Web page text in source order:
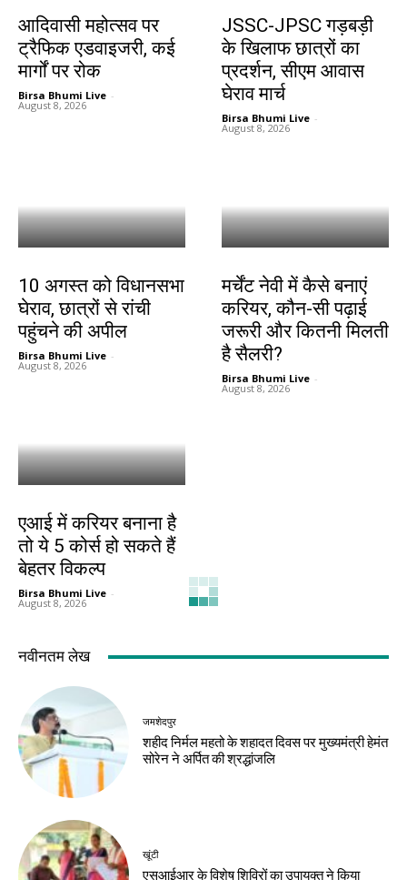
आदिवासी महोत्सव पर
ट्रैफिक एडवाइजरी, कई
मार्गों पर रोक
Birsa Bhumi Live -
August 8, 2026
JSSC-JPSC गड़बड़ी
के खिलाफ छात्रों का
प्रदर्शन, सीएम आवास
घेराव मार्च
Birsa Bhumi Live -
August 8, 2026
10 अगस्त को विधानसभा
घेराव, छात्रों से रांची
पहुंचने की अपील
Birsa Bhumi Live -
August 8, 2026
मर्चेंट नेवी में कैसे बनाएं
करियर, कौन-सी पढ़ाई
जरूरी और कितनी मिलती
है सैलरी?
Birsa Bhumi Live -
August 8, 2026
एआई में करियर बनाना है
तो ये 5 कोर्स हो सकते हैं
बेहतर विकल्प
Birsa Bhumi Live -
August 8, 2026
नवीनतम लेख
जमशेदपुर
शहीद निर्मल महतो के शहादत दिवस पर मुख्यमंत्री हेमंत
सोरेन ने अर्पित की श्रद्धांजलि
खूंटी
एसआईआर के विशेष शिविरों का उपायुक्त ने किया